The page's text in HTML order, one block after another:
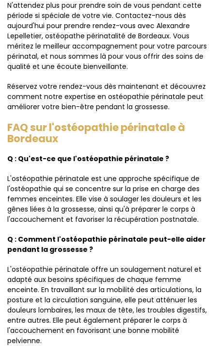
N'attendez plus pour prendre soin de vous pendant cette
période si spéciale de votre vie. Contactez-nous dès
aujourd'hui pour prendre rendez-vous avec Alexandre
Lepelletier, ostéopathe périnatalité de Bordeaux. Vous
méritez le meilleur accompagnement pour votre parcours
périnatal, et nous sommes là pour vous offrir des soins de
qualité et une écoute bienveillante.
Réservez votre rendez-vous dès maintenant et découvrez
comment notre expertise en ostéopathie périnatale peut
améliorer votre bien-être pendant la grossesse.
FAQ sur l'ostéopathie périnatale à
Bordeaux
Q : Qu'est-ce que l'ostéopathie périnatale ?
L'ostéopathie périnatale est une approche spécifique de
l'ostéopathie qui se concentre sur la prise en charge des
femmes enceintes. Elle vise à soulager les douleurs et les
gênes liées à la grossesse, ainsi qu'à préparer le corps à
l'accouchement et favoriser la récupération postnatale.
Q : Comment l'ostéopathie périnatale peut-elle aider
pendant la grossesse ?
L'ostéopathie périnatale offre un soulagement naturel et
adapté aux besoins spécifiques de chaque femme
enceinte. En travaillant sur la mobilité des articulations, la
posture et la circulation sanguine, elle peut atténuer les
douleurs lombaires, les maux de tête, les troubles digestifs,
entre autres. Elle peut également préparer le corps à
l'accouchement en favorisant une bonne mobilité
pelvienne.